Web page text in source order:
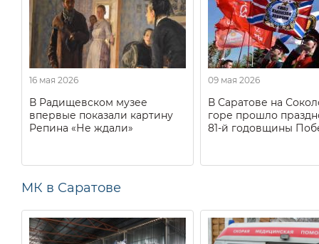
16 мая 2026
В Радищевском музее
впервые показали картину
Репина «Не ждали»
09 мая 2026
В Саратове на
горе прошло
81-й годовщины
МК в Саратове